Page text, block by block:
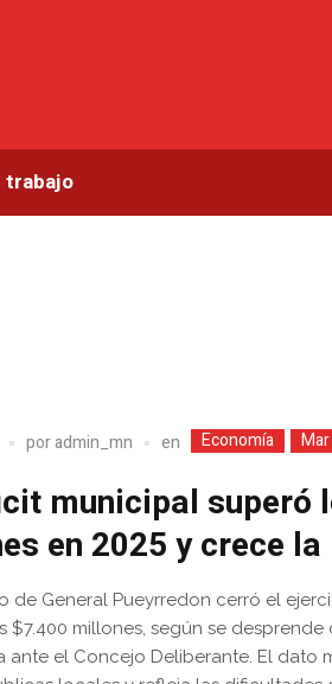
trabajo
poradmin_mn en Economía
municipal superó
en 2025 y crece
de General Pueyrredon cerró el
$7.400 millones, según se
ante el Concejo Deliberante. El dato